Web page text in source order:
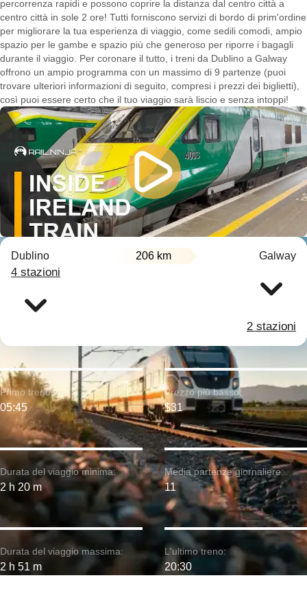
percorrenza rapidi e possono coprire la distanza dal centro città a
centro città in sole 2 ore! Tutti forniscono servizi di bordo di prim'ordine
per migliorare la tua esperienza di viaggio, come sedili comodi, ampio
spazio per le gambe e spazio più che generoso per riporre i bagagli
durante il viaggio. Per coronare il tutto, i treni da Dublino a Galway
offrono un ampio programma con un massimo di 9 partenze (puoi
trovare ulteriori informazioni di seguito, compresi i prezzi dei biglietti),
così puoi essere certo che il tuo viaggio sarà liscio e senza intoppi!
Dublino 206 km Galway
4 stazioni
2 stazioni
Durata del viaggio minima:
2 h 20 m
Primo treno:
05:45
Durata del viaggio massima:
2 h 51 m
Prezzo più basso:
$31
Media partenze giornaliere:
11
L'ultimo treno:
20:30